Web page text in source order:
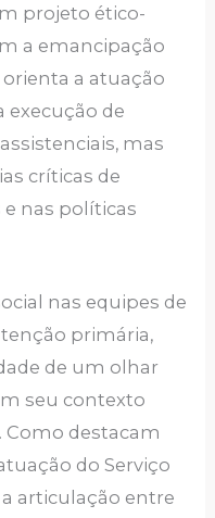
projeto ético-
a emancipação
a atuação
execução de
mas
críticas de
nas políticas
nas equipes de
primária,
de um olhar
seu contexto
destacam
do Serviço
articulação entre